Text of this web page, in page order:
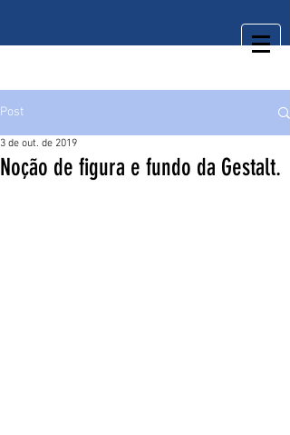
Post
Noção de figura e fundo da Gestalt.
3 de out. de 2019